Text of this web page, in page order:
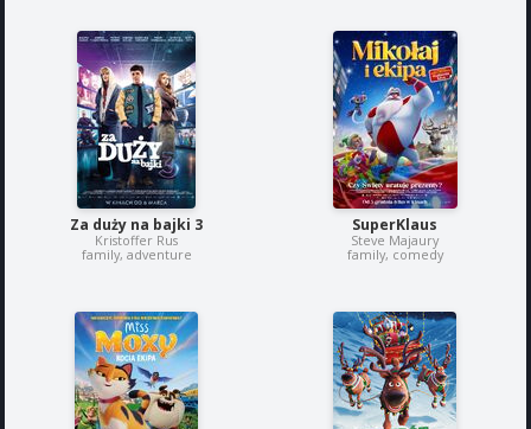
Za duży na bajki 3
Kristoffer Rus
family, adventure
SuperKlaus
Steve Majaury
family, comedy